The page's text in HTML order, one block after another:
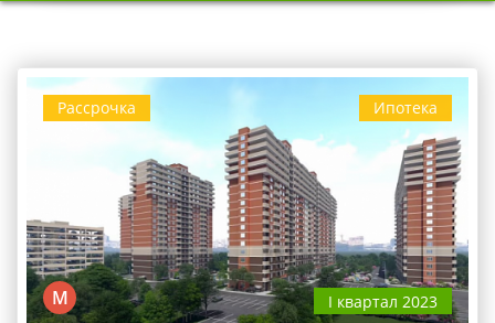
Ипотека
Рассрочка
М I квартал 2023